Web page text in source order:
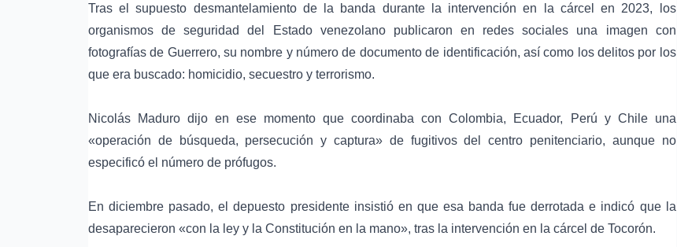
Tras el supuesto desmantelamiento de la banda durante la intervención en la cárcel en 2023, los
organismos de seguridad del Estado venezolano publicaron en redes sociales una imagen con
fotografías de Guerrero, su nombre y número de documento de identificación, así como los delitos por los
que era buscado: homicidio, secuestro y terrorismo.
Nicolás Maduro dijo en ese momento que coordinaba con Colombia, Ecuador, Perú y Chile una
«operación de búsqueda, persecución y captura» de fugitivos del centro penitenciario, aunque no
especificó el número de prófugos.
En diciembre pasado, el depuesto presidente insistió en que esa banda fue derrotada e indicó que la
desaparecieron «con la ley y la Constitución en la mano», tras la intervención en la cárcel de Tocorón.